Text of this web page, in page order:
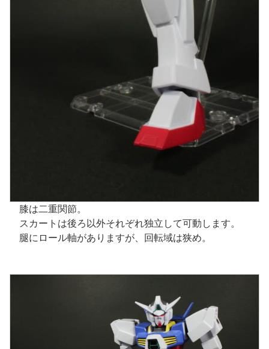
膝は二重関節。
スカートは後ろ以外それぞれ独立して可動します。
腿にロール軸がありますが、回転域は狭め。